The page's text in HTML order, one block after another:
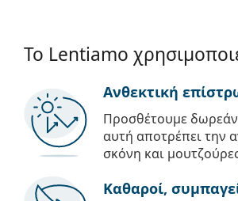
Το Lentiamo
Ανθεκτική
Προσθέτουμε
αυτή αποτρέπει την
σκόνη και
Καθαροί,